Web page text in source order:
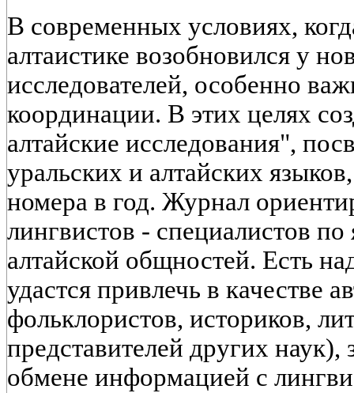
В современных условиях,
алтаистике возобновился у
исследователей, особенно
координации. В этих целях
алтайские исследования",
уральских и алтайских
номера в год. Журнал
лингвистов - специалистов
алтайской общностей. Есть
удастся привлечь в качестве
фольклористов, историков,
представителей других наук),
обмене информацией с